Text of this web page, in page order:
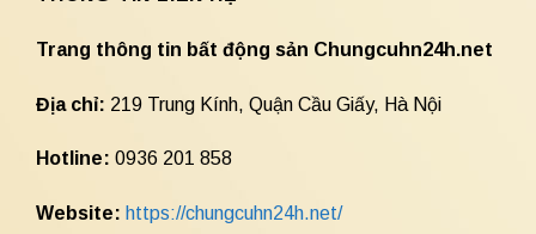
Trang thông tin bất động sản Chungcuhn24h.net
Địa chỉ: 219 Trung Kính, Quận Cầu Giấy, Hà Nội
Hotline: 0936 201 858
Website: https://chungcuhn24h.net/